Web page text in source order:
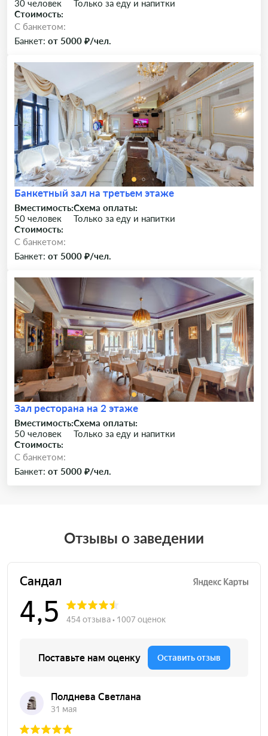
30 человек
Только за еду и напитки
Стоимость:
C банкетом:
Банкет: от 5000 ₽/чел.
Банкетный зал на третьем этаже
Вместимость:
50 человек
Схема оплаты:
Только за еду и напитки
Стоимость:
C банкетом:
Банкет: от 5000 ₽/чел.
Зал ресторана на 2 этаже
Вместимость:
50 человек
Схема оплаты:
Только за еду и напитки
Стоимость:
C банкетом:
Банкет: от 5000 ₽/чел.
Отзывы о заведении